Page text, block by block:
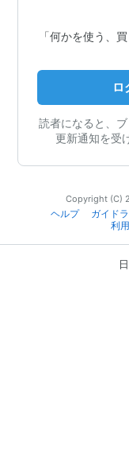
「何かを使う、
ロ
読者になると、
更新通知を受
Copyright (C)
ヘルプ
ガイド
利